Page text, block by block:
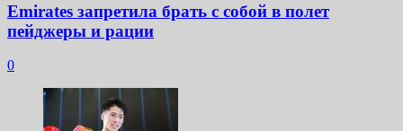
Emirates запретила брать с собой в полет
пейджеры и рации
0